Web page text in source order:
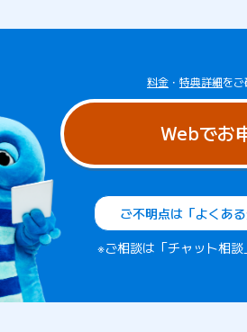
料金 ・ 特典詳細をご
Webでお
ご不明点は「よくあ
※ご相談は「チャット相談